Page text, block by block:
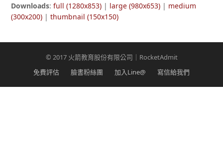
Downloads:full (1280x853) | large (980x653) | medium
(300x200) |thumbnail (150x150)
© 2017 火箭教育股份有限公司｜RocketAdmit
免費評估
臉書粉絲團 加入Line@ 寫信給我們